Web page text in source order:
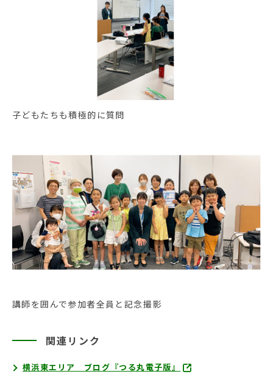
子どもたちも積極的に質問
講師を囲んで参加者全員と記念撮影
関連リンク
横浜東エリア ブログ『つる丸電子版』